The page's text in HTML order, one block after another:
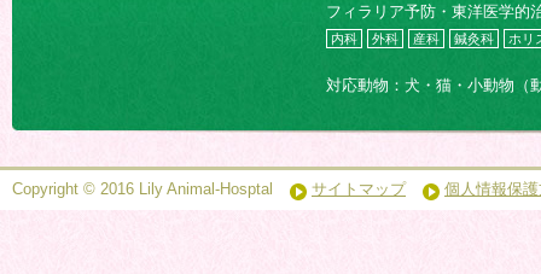
フィラリア予防・東洋医学的
内科 外科 産科 鍼灸科 ホリ
対応動物：犬・猫・小動物（
Copyright © 2016 Lily Animal-Hosptal サイトマップ 個人情報保